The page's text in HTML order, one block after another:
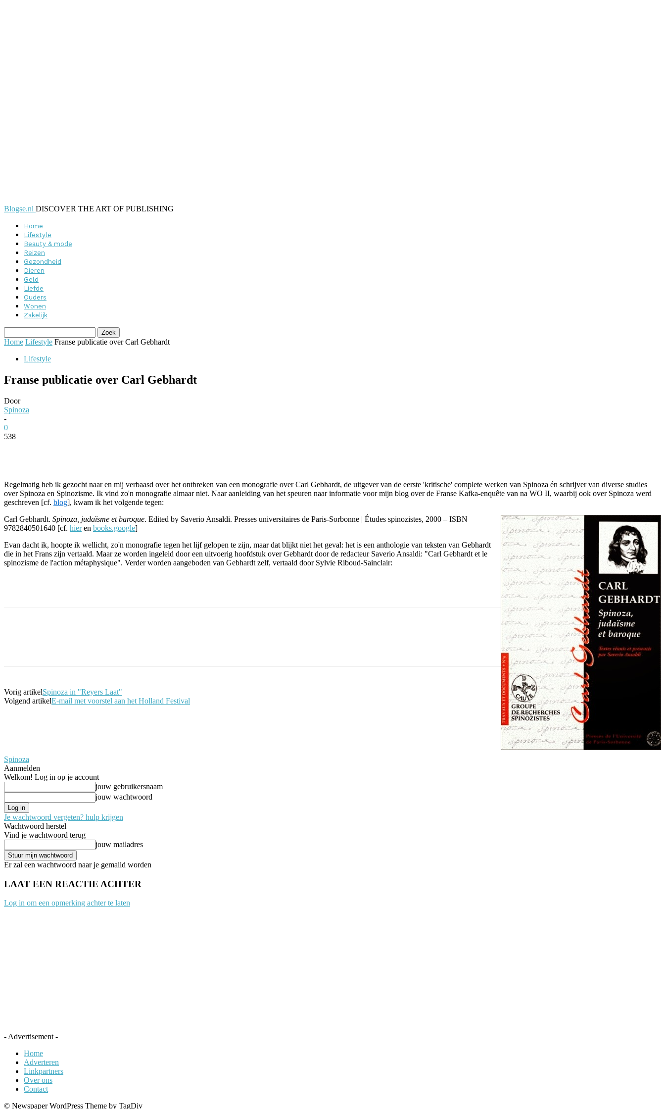
Blogse.nl DISCOVER THE ART OF PUBLISHING
Home
Lifestyle
Beauty & mode
Reizen
Gezondheid
Dieren
Geld
Liefde
Ouders
Wonen
Zakelijk
Home Lifestyle Franse publicatie over Carl Gebhardt
Lifestyle
Franse publicatie over Carl Gebhardt
Door
Spinoza
-
0
538
Regelmatig heb ik gezocht naar en mij verbaasd over het ontbreken van een monografie over Carl Gebhardt, de uitgever van de eerste 'kritische' complete werken van Spinoza én schrijver van diverse studies
over Spinoza en Spinozisme. Ik vind zo'n monografie almaar niet. Naar aanleiding van het speuren naar informatie voor mijn blog over de Franse Kafka-enquête van na WO II, waarbij ook over Spinoza werd
geschreven [cf. blog], kwam ik het volgende tegen:
Carl Gebhardt. Spinoza, judaïsme et baroque. Edited by Saverio Ansaldi. Presses universitaires de Paris-Sorbonne | Études spinozistes, 2000 – ISBN
9782840501640 [cf. hieren books.google]
Evan dacht ik, hoopte ik wellicht, zo'n monografie tegen het lijf gelopen te zijn, maar dat blijkt niet het geval: het is een anthologie van teksten van Gebhardt
die in het Frans zijn vertaald. Maar ze worden ingeleid door een uitvoerig hoofdstuk over Gebhardt door de redacteur Saverio Ansaldi: "Carl Gebhardt et le
spinozisme de l'action métaphysique". Verder worden aangeboden van Gebhardt zelf, vertaald door Sylvie Riboud-Sainclair:
Vorig artikelSpinoza in "Reyers Laat"
Volgend artikelE-mail met voorstel aan het Holland Festival
Spinoza
Aanmelden
Welkom! Log in op je account
jouw gebruikersnaam
jouw wachtwoord
Je wachtwoord vergeten? hulp krijgen
Wachtwoord herstel
Vind je wachtwoord terug
jouw mailadres
Er zal een wachtwoord naar je gemaild worden
LAAT EEN REACTIE ACHTER
Log in om een opmerking achter te laten
- Advertisement -
Home
Adverteren
Linkpartners
Over ons
Contact
© Newspaper WordPress Theme by TagDiv